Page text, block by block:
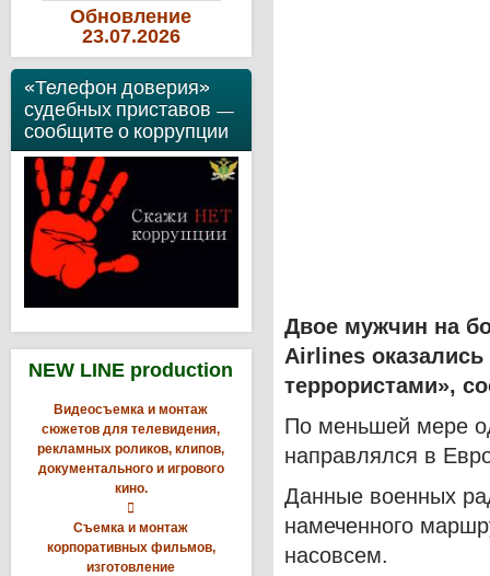
Обновление
23.07.2026
«Телефон доверия»
судебных приставов —
сообщите о коррупции
NEW LINE production
Видеосъемка и монтаж
сюжетов для телевидения,
рекламных роликов, клипов,
документального и игрового
кино.

Съемка и монтаж
корпоративных фильмов,
изготовление
Двое мужчин на
Airlines
террористами»,
По меньшей мере
направлялся в
Данные военных
намеченного
насовсем.